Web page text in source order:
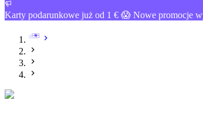
Karty podarunkowe już od 1 € 😱 Nowe promocje